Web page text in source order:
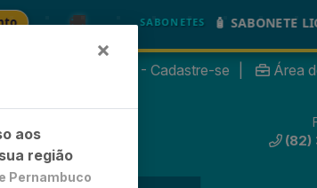
🚚 SABONETES 🧴 SABONETE LIQUIDO
Não é cliente? - Cadastre-se Área
×
aos
região
Pernambuco